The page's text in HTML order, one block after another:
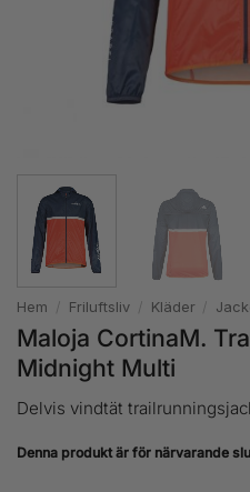
Hem / Friluftsliv / Kläder /
Maloja CortinaM.
Midnight Multi
Delvis vindtät
Denna produkt är för närvarande